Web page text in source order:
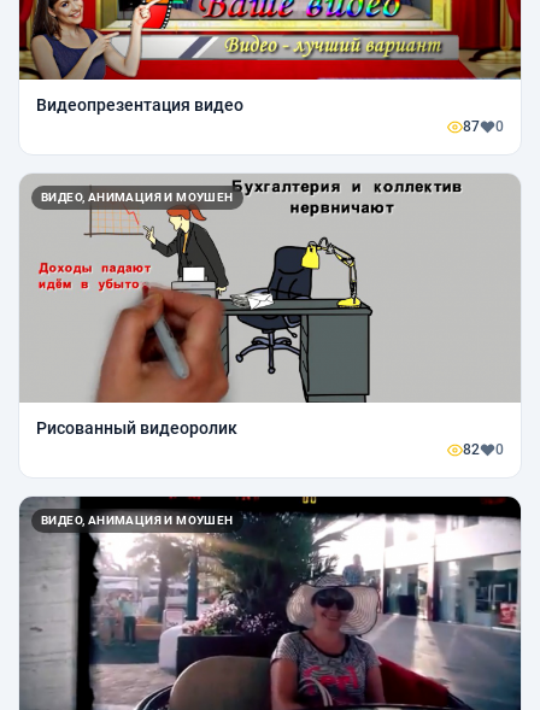
Видеопрезентация видео
87 0
ВИДЕО, АНИМАЦИЯ И МОУШЕН
Рисованный видеоролик
82 0
ВИДЕО, АНИМАЦИЯ И МОУШЕН